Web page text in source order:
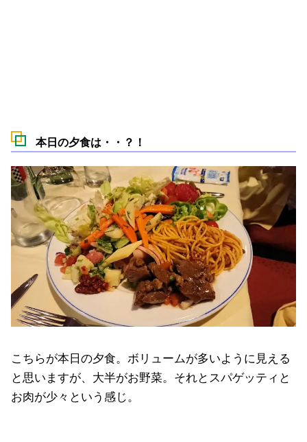
本日の夕食は・・？！
こちらが本日の夕食。ボリュームが多いように見える
と思いますが、大半がお野菜。それとスパゲッティと
お肉が少々という感じ。